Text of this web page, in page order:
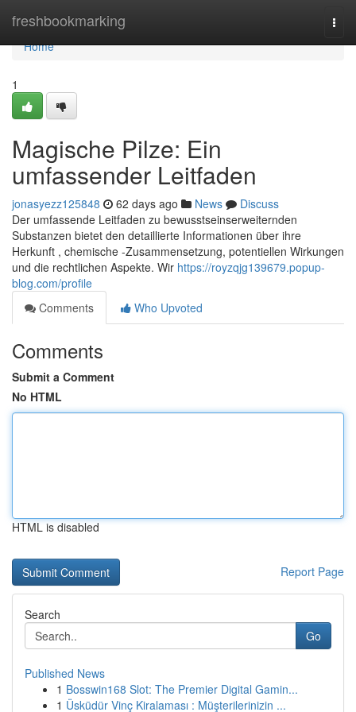
freshbookmarking
Home
Home
1
Magische Pilze: Ein
umfassender Leitfaden
jonasyezz125848 62 days ago News
Discuss
Der umfassende Leitfaden zu bewusstseinserweiternden
Substanzen bietet den detaillierte Informationen über ihre
Herkunft , chemische -Zusammensetzung, potentiellen Wirkungen
und die rechtlichen Aspekte. Wir https://royzqjg139679.popup-
blog.com/profile
Comments
Who Upvoted
Comments
Submit a Comment
No HTML
HTML is disabled
Report Page
Search
Go
Published News
1 Bosswin168 Slot: The Premier Digital Gamin...
1 Üsküdür Vinç Kiralaması : Müşterilerinizin ...